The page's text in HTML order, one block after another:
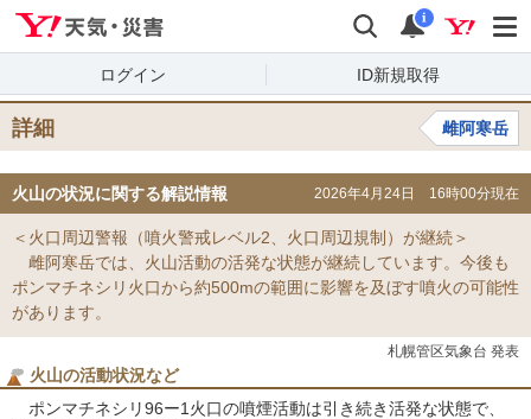
検索 通知
i
ログイン ID新規取得
詳細 雌阿寒岳
火山の状況に関する解説情報 2026年4月24日 16時00分現在
＜火口周辺警報（噴火警戒レベル2、火口周辺規制）が継続＞
雌阿寒岳では、火山活動の活発な状態が継続しています。今後も
ポンマチネシリ火口から約500mの範囲に影響を及ぼす噴火の可能性
があります。
札幌管区気象台 発表
火山の活動状況など
ポンマチネシリ96ー1火口の噴煙活動は引き続き活発な状態で、